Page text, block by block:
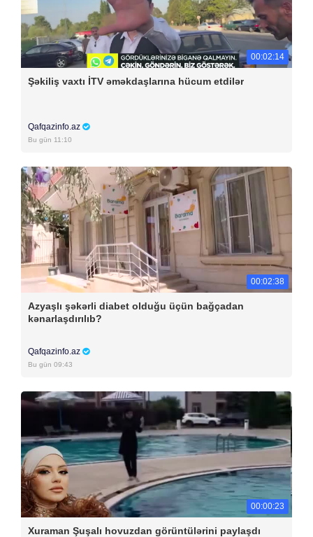
00:02:14
Şəkiliş vaxtı İTV əməkdaşlarına hücum etdilər
Qafqazinfo.az
Bu gün 11:10
00:02:38
Azyaşlı şəkərli diabet olduğu üçün bağçadan
kənarlaşdırılıb?
Qafqazinfo.az
Bu gün 09:43
00:00:23
Xuraman Şuşalı hovuzdan görüntülərini paylaşdı